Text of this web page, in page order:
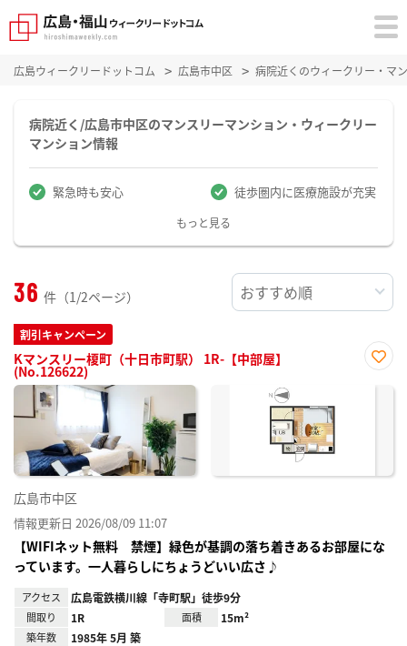
広島ウィークリードットコム 広島市中区 病院近くのウィークリー・マ
病院近く/広島市中区のマンスリーマンション・ウィークリー
マンション情報
緊急時も安心 徒歩圏内に医療施設が充実
もっと見る
36 件（1/2ページ）
割引キャンペーン
Kマンスリー榎町（十日市町駅） 1R-【中部屋】
(No.126622)
に入
広島市中区
情報更新日 2026/08/09 11:07
【WIFIネット無料 禁煙】緑色が基調の落ち着きあるお部屋にな
っています。一人暮らしにちょうどいい広さ♪
アクセス 広島電鉄横川線「寺町駅」徒歩9分
間取り 1R 面積 15m²
築年数 1985年 5月 築